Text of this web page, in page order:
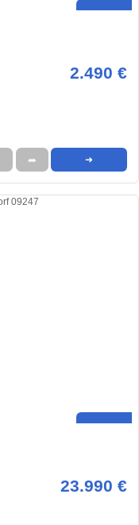
2.490 €
➦ ➜
23.990 €